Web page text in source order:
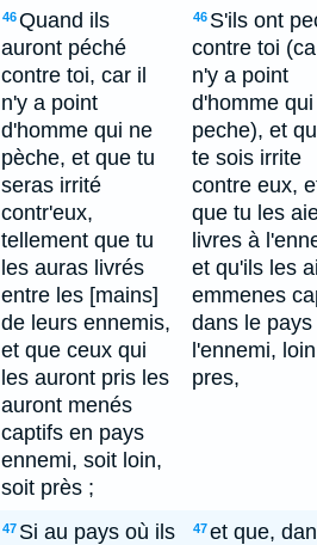
46Quand ils
auront péché
contre toi, car il
n'y a point
d'homme qui ne
pèche, et que tu
seras irrité
contr'eux,
tellement que tu
les auras livrés
entre les [mains]
de leurs ennemis,
et que ceux qui
les auront pris les
auront menés
captifs en pays
ennemi, soit loin,
soit près ;
46 S'ils ont
contre toi
n'y a point
d'homme
peche), et
te sois irrite
contre eux,
que tu les
livres à
et qu'ils les
emmenes
dans le pays
l'ennemi,
pres,
47 Si au pays où ils
47et que,